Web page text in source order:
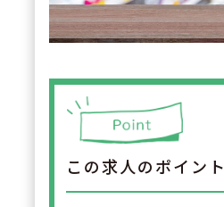
この求人のポイント